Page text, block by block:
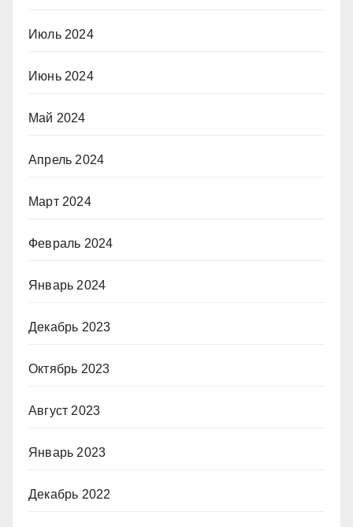
Июль 2024
Июнь 2024
Май 2024
Апрель 2024
Март 2024
Февраль 2024
Январь 2024
Декабрь 2023
Октябрь 2023
Август 2023
Январь 2023
Декабрь 2022